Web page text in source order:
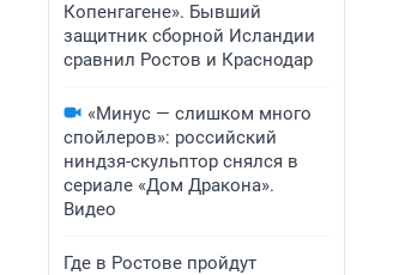
Копенгагене». Бывший
защитник сборной Исландии
сравнил Ростов и Краснодар
«Минус — слишком много
спойлеров»: российский
ниндзя-скульптор снялся в
сериале «Дом Дракона».
Видео
Где в Ростове пройдут